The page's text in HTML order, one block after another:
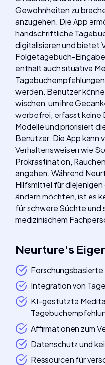
Gewohnheiten zu
anzugehen. Die App
handschriftliche
digitalisieren und bietet
Folgetagebuch-
enthält auch situative
werden. Benutzer
wischen, um ihre
werbefrei, erfasst keine
Modelle und priorisiert
Benutzer. Die App kann
Verhaltensweisen wie
Prokrastination,
angehen. Während
Hilfsmittel für diejenigen
ändern möchten, ist es
für schwere Süchte und
medizinischem
Neurture's
Integration von
KI-gestützte
Affirmationen zum
Datenschutz und
Ressourcen für